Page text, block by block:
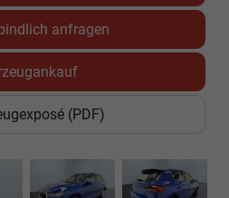
anfragen
(PDF)